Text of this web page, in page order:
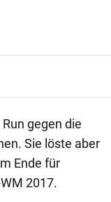
gegen die
Sie löste aber
Ende für
2017.